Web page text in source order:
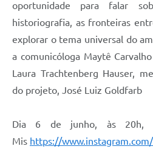
Notícias
Nota Fiscal Eletrônica
Junta de Serviço Militar
NFSE
oportunidade para falar
historiografia, as fronteiras
explorar o tema universal do
a comunicóloga Maytê
Laura Trachtenberg Hauser,
do projeto, José Luiz Goldfarb
Dia 6 de junho, às 20h,
Mis https://